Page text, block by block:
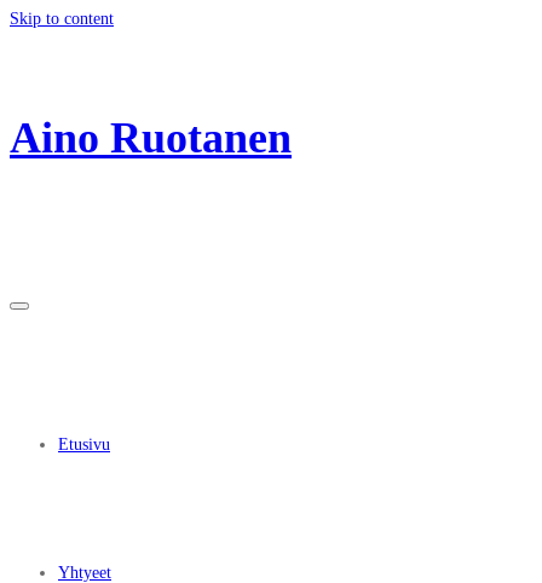
Skip to content
Aino Ruotanen
Etusivu
Yhtyeet